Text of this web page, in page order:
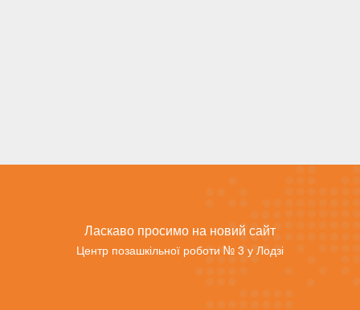
Ласкаво просимо на новий сайт
Центр позашкільної роботи № 3 у Лодзі